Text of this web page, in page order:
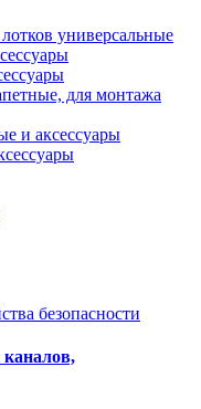
универсальные
для монтажа
и аксессуары
безопасности